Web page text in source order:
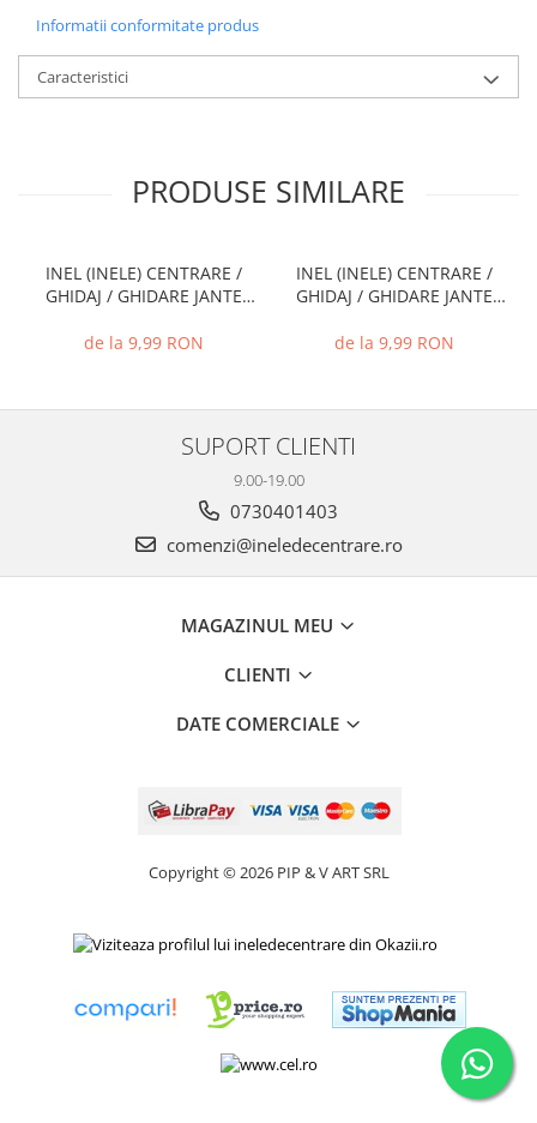
Informatii conformitate produs
Caracteristici
PRODUSE SIMILARE
INEL (INELE) CENTRARE /
GHIDAJ / GHIDARE JANTE
de la 9,99 RON
INEL (INELE) CENTRARE /
GHIDAJ / GHIDARE JANTE
de la 9,99 RON
SUPORT CLIENTI
9.00-19.00
0730401403
comenzi@ineledecentrare.ro
MAGAZINUL MEU
CLIENTI
DATE COMERCIALE
Copyright © 2026 PIP & V ART SRL